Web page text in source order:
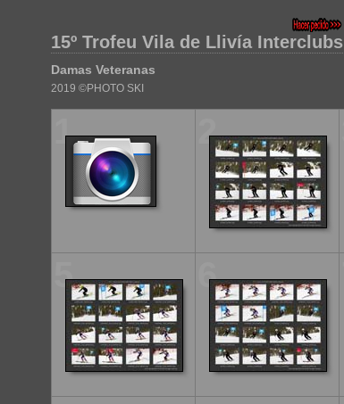
15º Trofeu Vila de Llivía Interclubs
Damas Veteranas
2019 ©PHOTO SKI
1 2
5 6